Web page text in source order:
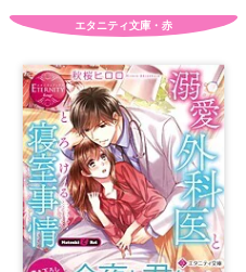
エタニティ文庫・赤